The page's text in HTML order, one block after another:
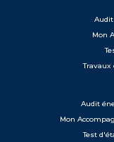
Mon
Travaux
Audit
Mon
Test